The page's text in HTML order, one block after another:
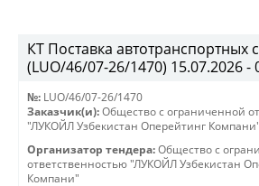
КТ Поставка автотранспортных
(LUO/46/07-26/1470) 15.07.2026 -
№: LUO/46/07-26/1470
Заказчик(и): Общество с ограниченной
"ЛУКОЙЛ Узбекистан Оперейтинг Компани"
Организатор тендера: Общество с
ответственностью "ЛУКОЙЛ Узбекистан
Компани"